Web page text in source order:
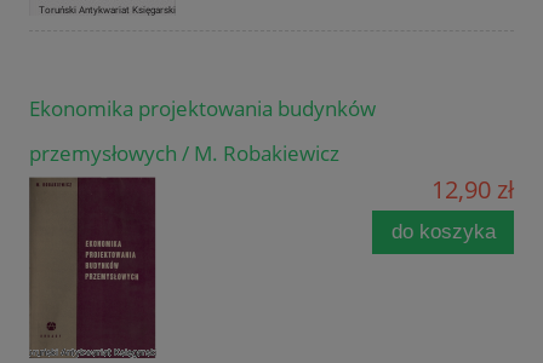
Ekonomika projektowania budynków
przemysłowych / M. Robakiewicz
12,90 zł
do koszyka